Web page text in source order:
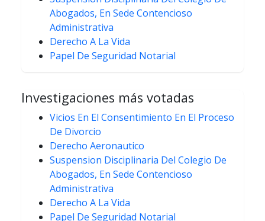
Abogados, En Sede Contencioso
Administrativa
Derecho A La Vida
Papel De Seguridad Notarial
Investigaciones más votadas
Vicios En El Consentimiento En El Proceso
De Divorcio
Derecho Aeronautico
Suspension Disciplinaria Del Colegio De
Abogados, En Sede Contencioso
Administrativa
Derecho A La Vida
Papel De Seguridad Notarial